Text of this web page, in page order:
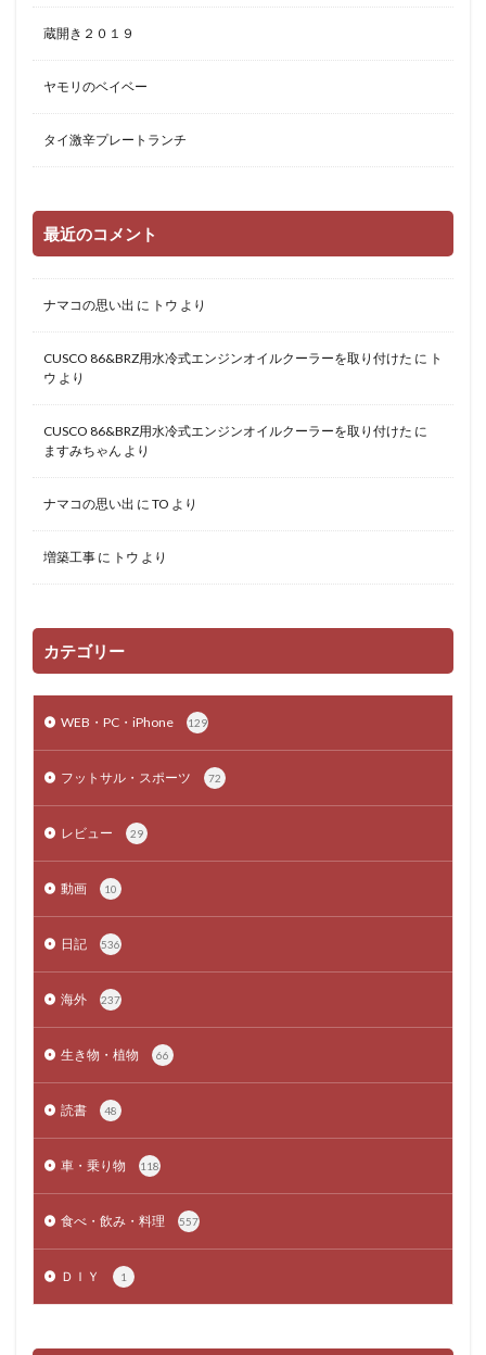
蔵開き２０１９
ヤモリのベイベー
タイ激辛プレートランチ
最近のコメント
ナマコの思い出 に トウ より
CUSCO 86&BRZ用水冷式エンジンオイルクーラーを取り付けた に ト
ウ より
CUSCO 86&BRZ用水冷式エンジンオイルクーラーを取り付けた に
ますみちゃん より
ナマコの思い出 に TO より
増築工事 に トウ より
カテゴリー
WEB・PC・iPhone 129
フットサル・スポーツ 72
レビュー 29
動画 10
日記 536
海外 237
生き物・植物 66
読書 48
車・乗り物 118
食べ・飲み・料理 557
ＤＩＹ 1